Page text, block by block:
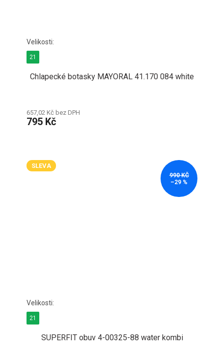
Chlapecké botasky MAYORAL 41.170 084 white
657,02 Kč bez DPH
795 Kč
21
SLEVA
990 KČ
–29 %
SUPERFIT obuv 4-00325-88 water kombi
21